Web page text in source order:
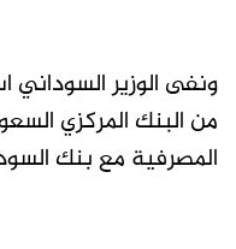
ونفى الوزير
من البنك المركزي
المصرفية مع بنك